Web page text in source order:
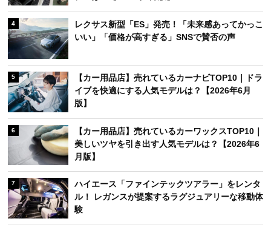
4
レクサス新型「ES」発売！「未来感あってかっこ
いい」「価格が高すぎる」SNSで賛否の声
5
【カー用品店】売れているカーナビTOP10｜ドラ
イブを快適にする人気モデルは？【2026年6月
版】
6
【カー用品店】売れているカーワックスTOP10｜
美しいツヤを引き出す人気モデルは？【2026年6
月版】
7
ハイエース「ファインテックツアラー」をレンタ
ル！ レガンスが提案するラグジュアリーな移動体
験